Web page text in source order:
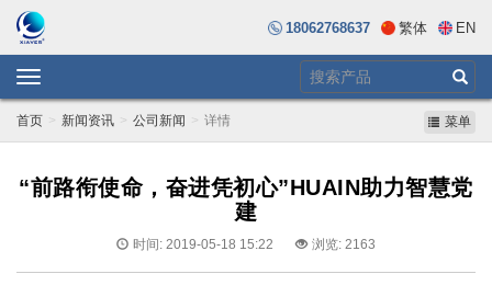
18062768637 繁体 EN
Toggle
navigation
首页 新闻资讯 公司新闻 详情 菜单
“前路衔使命，奋进凭初心”HUAIN助力智慧党
建
时间: 2019-05-18 15:22 浏览: 2163